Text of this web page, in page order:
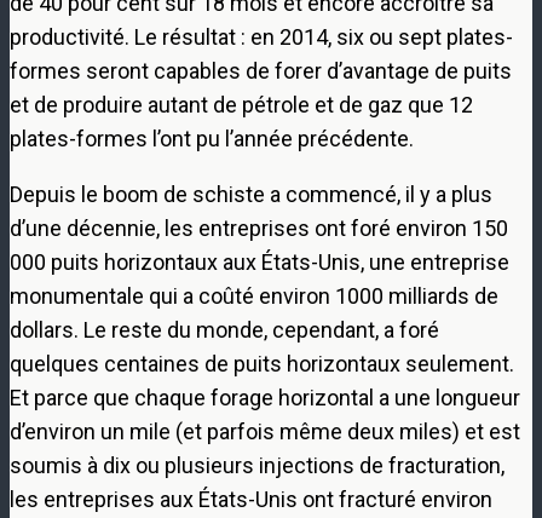
productivité. Le résultat : en 2014, six ou sept plates-
formes seront capables de forer d’avantage de puits
et de produire autant de pétrole et de gaz que 12
plates-formes l’ont pu l’année précédente.
Depuis le boom de schiste a commencé, il y a plus
d’une décennie, les entreprises ont foré environ 150
000 puits horizontaux aux États-Unis, une entreprise
monumentale qui a coûté environ 1000 milliards de
dollars. Le reste du monde, cependant, a foré
quelques centaines de puits horizontaux seulement.
Et parce que chaque forage horizontal a une longueur
d’environ un mile (et parfois même deux miles) et est
soumis à dix ou plusieurs injections de fracturation,
les entreprises aux États-Unis ont fracturé environ